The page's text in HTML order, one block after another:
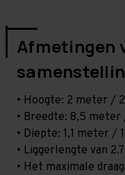
Afmetingen
• Hoogte: 2 meter /
• Breedte: 8,5
• Diepte: 1,1 meter /
• Liggerlengte van
• Het maximale